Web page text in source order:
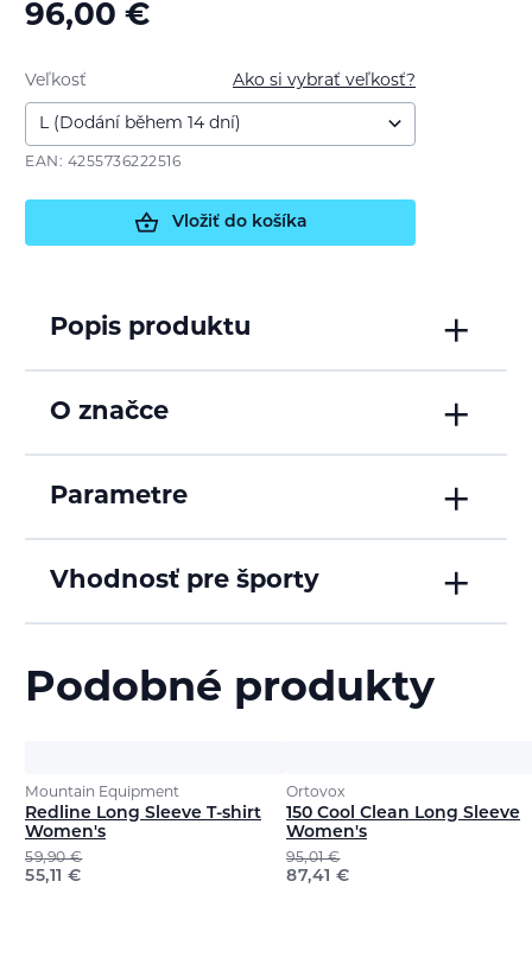
96,00 €
Ako si vybrať veľkosť?
Veľkosť
EAN: 4255736222516
Vložiť do košíka
Popis produktu
O značce
Parametre
Vhodnosť pre športy
Podobné produkty
Mountain Equipment
Redline Long Sleeve T-shirt
Women's
59,90€
55,11 €
Ortovox
150 Cool Clean Long Sleeve
Women's
95,01€
87,41 €